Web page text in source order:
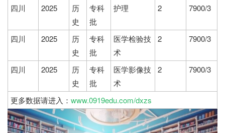
四川 2025
历
史
专科
批
护理 2 7900/3
四川 2025
历
史
专科
批
医学检验技
术
2 7900/3
四川 2025
历
史
专科
批
医学影像技
术
2 7900/3
更多数据请进入： www.0919edu.com/dxzs